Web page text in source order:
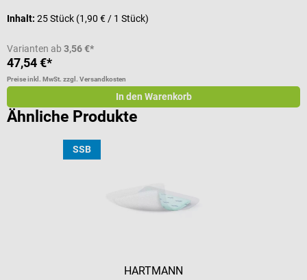
Inhalt: 25 Stück (1,90 € / 1 Stück)
Varianten ab 3,56 €*
47,54 €*
Preise inkl. MwSt. zzgl. Versandkosten
In den Warenkorb
Ähnliche Produkte
SSB
HARTMANN